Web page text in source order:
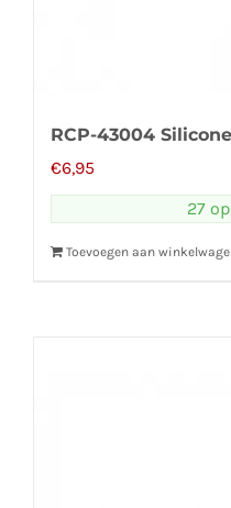
RCP-43004
€6,95
27
Toevoegen aan